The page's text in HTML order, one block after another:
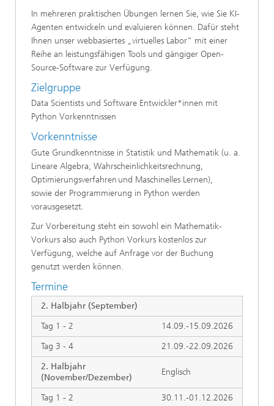
In mehreren praktischen Übungen lernen Sie, wie Sie KI-
Agenten entwickeln und evaluieren können. Dafür steht
Ihnen unser webbasiertes „virtuelles Labor“ mit einer
Reihe an leistungsfähigen Tools und gängiger Open-
Source-Software zur Verfügung.
Zielgruppe
Data Scientists und Software Entwickler*innen mit
Python Vorkenntnissen
Vorkenntnisse
Gute Grundkenntnisse in Statistik und Mathematik (u. a.
Lineare Algebra, Wahrscheinlichkeitsrechnung,
Optimierungsverfahren und Maschinelles Lernen),
sowie der Programmierung in Python werden
vorausgesetzt.
Zur Vorbereitung steht ein sowohl ein Mathematik-
Vorkurs also auch Python Vorkurs kostenlos zur
Verfügung, welche auf Anfrage vor der Buchung
genutzt werden können.
Termine
2. Halbjahr (September)
Tag 1 - 2
14.09.-15.09.2026
Tag 3 - 4
21.09.-22.09.2026
2. Halbjahr
(November/Dezember)
Englisch
Tag 1 - 2
30.11.-01.12.2026